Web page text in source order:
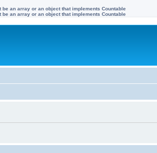
be an array or an object that implements Countable
be an array or an object that implements Countable